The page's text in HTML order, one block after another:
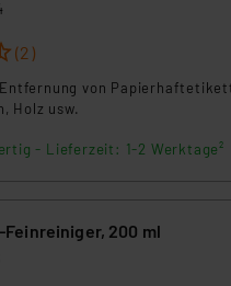
(2)
von
Holz usw.
- Lieferzeit: 1-2 Werktage²
200 ml